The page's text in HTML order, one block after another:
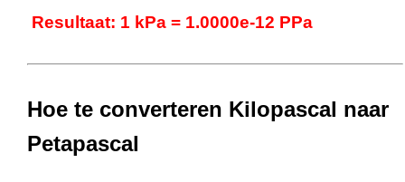
Resultaat: 1 kPa = 1.0000e-12 PPa
Hoe te converteren Kilopascal naar
Petapascal